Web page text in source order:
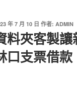
年 7 月 10 日 作者: ADMIN
料夾客製
口支票借款